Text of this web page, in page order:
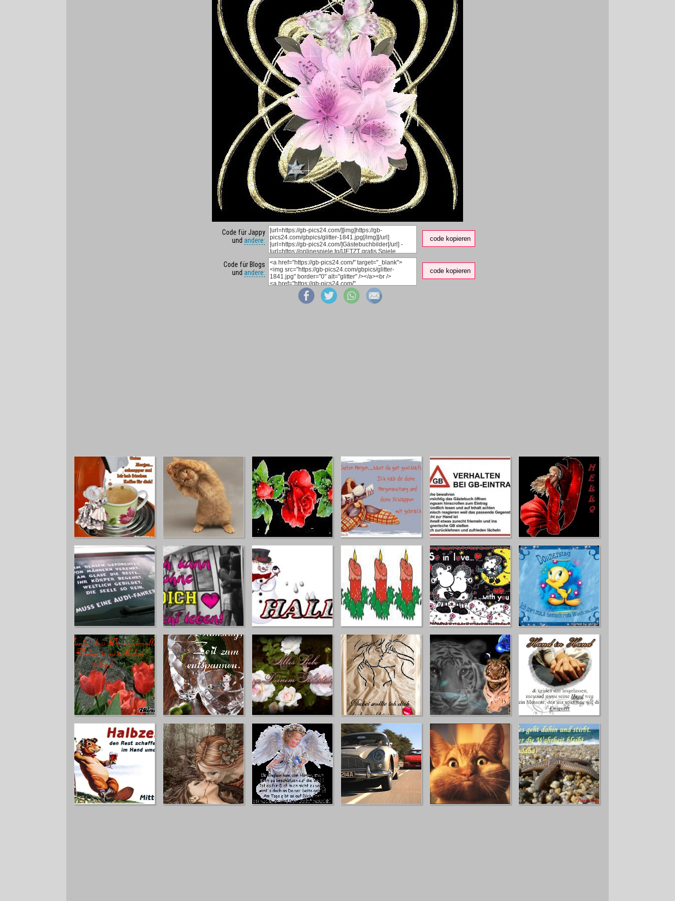
Code für Jappy
und andere: code kopieren
Code für Blogs
und andere: code kopieren